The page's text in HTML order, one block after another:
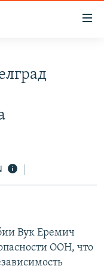
Вук Еремич
ООН, что